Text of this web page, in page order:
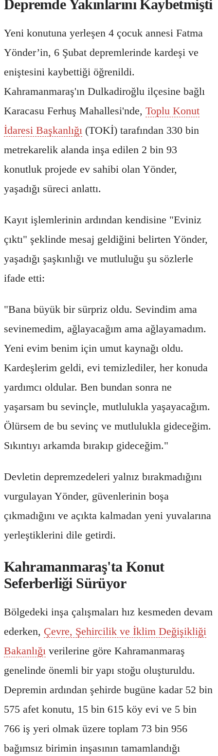
Depremde Yakınlarını Kaybetmişti
Yeni konutuna yerleşen 4 çocuk annesi Fatma
Yönder’in, 6 Şubat depremlerinde kardeşi ve
eniştesini kaybettiği öğrenildi.
Kahramanmaraş'ın Dulkadiroğlu ilçesine bağlı
Karacasu Ferhuş Mahallesi'nde, Toplu Konut
İdaresi Başkanlığı (TOKİ) tarafından 330 bin
metrekarelik alanda inşa edilen 2 bin 93
konutluk projede ev sahibi olan Yönder,
yaşadığı süreci anlattı.
Kayıt işlemlerinin ardından kendisine "Eviniz
çıktı" şeklinde mesaj geldiğini belirten Yönder,
yaşadığı şaşkınlığı ve mutluluğu şu sözlerle
ifade etti:
"Bana büyük bir sürpriz oldu. Sevindim ama
sevinemedim, ağlayacağım ama ağlayamadım.
Yeni evim benim için umut kaynağı oldu.
Kardeşlerim geldi, evi temizlediler, her konuda
yardımcı oldular. Ben bundan sonra ne
yaşarsam bu sevinçle, mutlulukla yaşayacağım.
Ölürsem de bu sevinç ve mutlulukla gideceğim.
Sıkıntıyı arkamda bırakıp gideceğim."
Devletin depremzedeleri yalnız bırakmadığını
vurgulayan Yönder, güvenlerinin boşa
çıkmadığını ve açıkta kalmadan yeni yuvalarına
yerleştiklerini dile getirdi.
Kahramanmaraş'ta Konut
Seferberliği Sürüyor
Bölgedeki inşa çalışmaları hız kesmeden devam
ederken, Çevre, Şehircilik ve İklim Değişikliği
Bakanlığı verilerine göre Kahramanmaraş
genelinde önemli bir yapı stoğu oluşturuldu.
Depremin ardından şehirde bugüne kadar 52 bin
575 afet konutu, 15 bin 615 köy evi ve 5 bin
766 iş yeri olmak üzere toplam 73 bin 956
bağımsız birimin inşasının tamamlandığı